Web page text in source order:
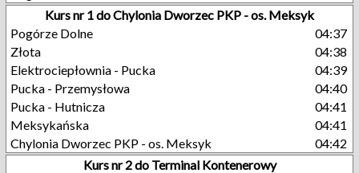
Kurs nr 1 do Chylonia Dworzec PKP - os. Meksyk
Pogórze Dolne
04:37
Złota
04:38
Elektrociepłownia - Pucka
04:39
Pucka - Przemysłowa
04:40
Pucka - Hutnicza
04:41
Meksykańska
04:41
Chylonia Dworzec PKP - os. Meksyk
04:42
Kurs nr 2 do Terminal Kontenerowy